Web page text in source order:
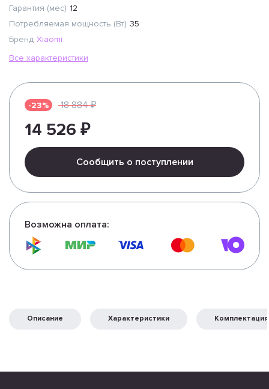
Гарантия (мес) 12
Потребляемая мощность (Вт) 35
Бренд Xiaomi
Все характеристики
-23% 18 884 ₽
14 526 ₽
Сообщить о поступлении
Возможна оплата:
Описание Характеристики Комплектация